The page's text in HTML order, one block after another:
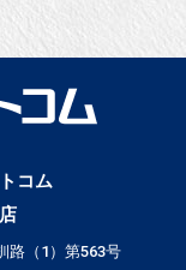
コム
路（1）第563号